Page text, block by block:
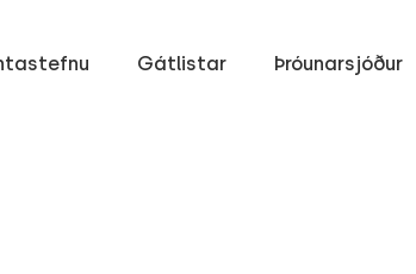
Gátlistar Þróunarsjóður